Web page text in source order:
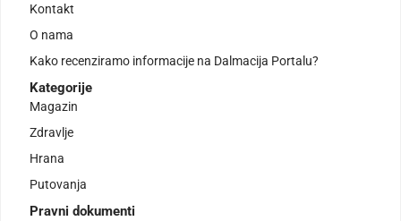
Kontakt
O nama
Kako recenziramo informacije na Dalmacija Portalu?
Kategorije
Magazin
Zdravlje
Hrana
Putovanja
Pravni dokumenti